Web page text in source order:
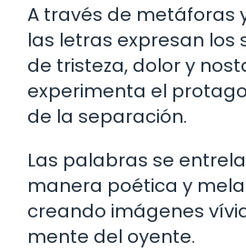
A través de metáforas
las letras expresan los
de tristeza, dolor y
experimenta el
de la separación.
Las palabras se
manera poética y
creando imágenes
mente del oyente.